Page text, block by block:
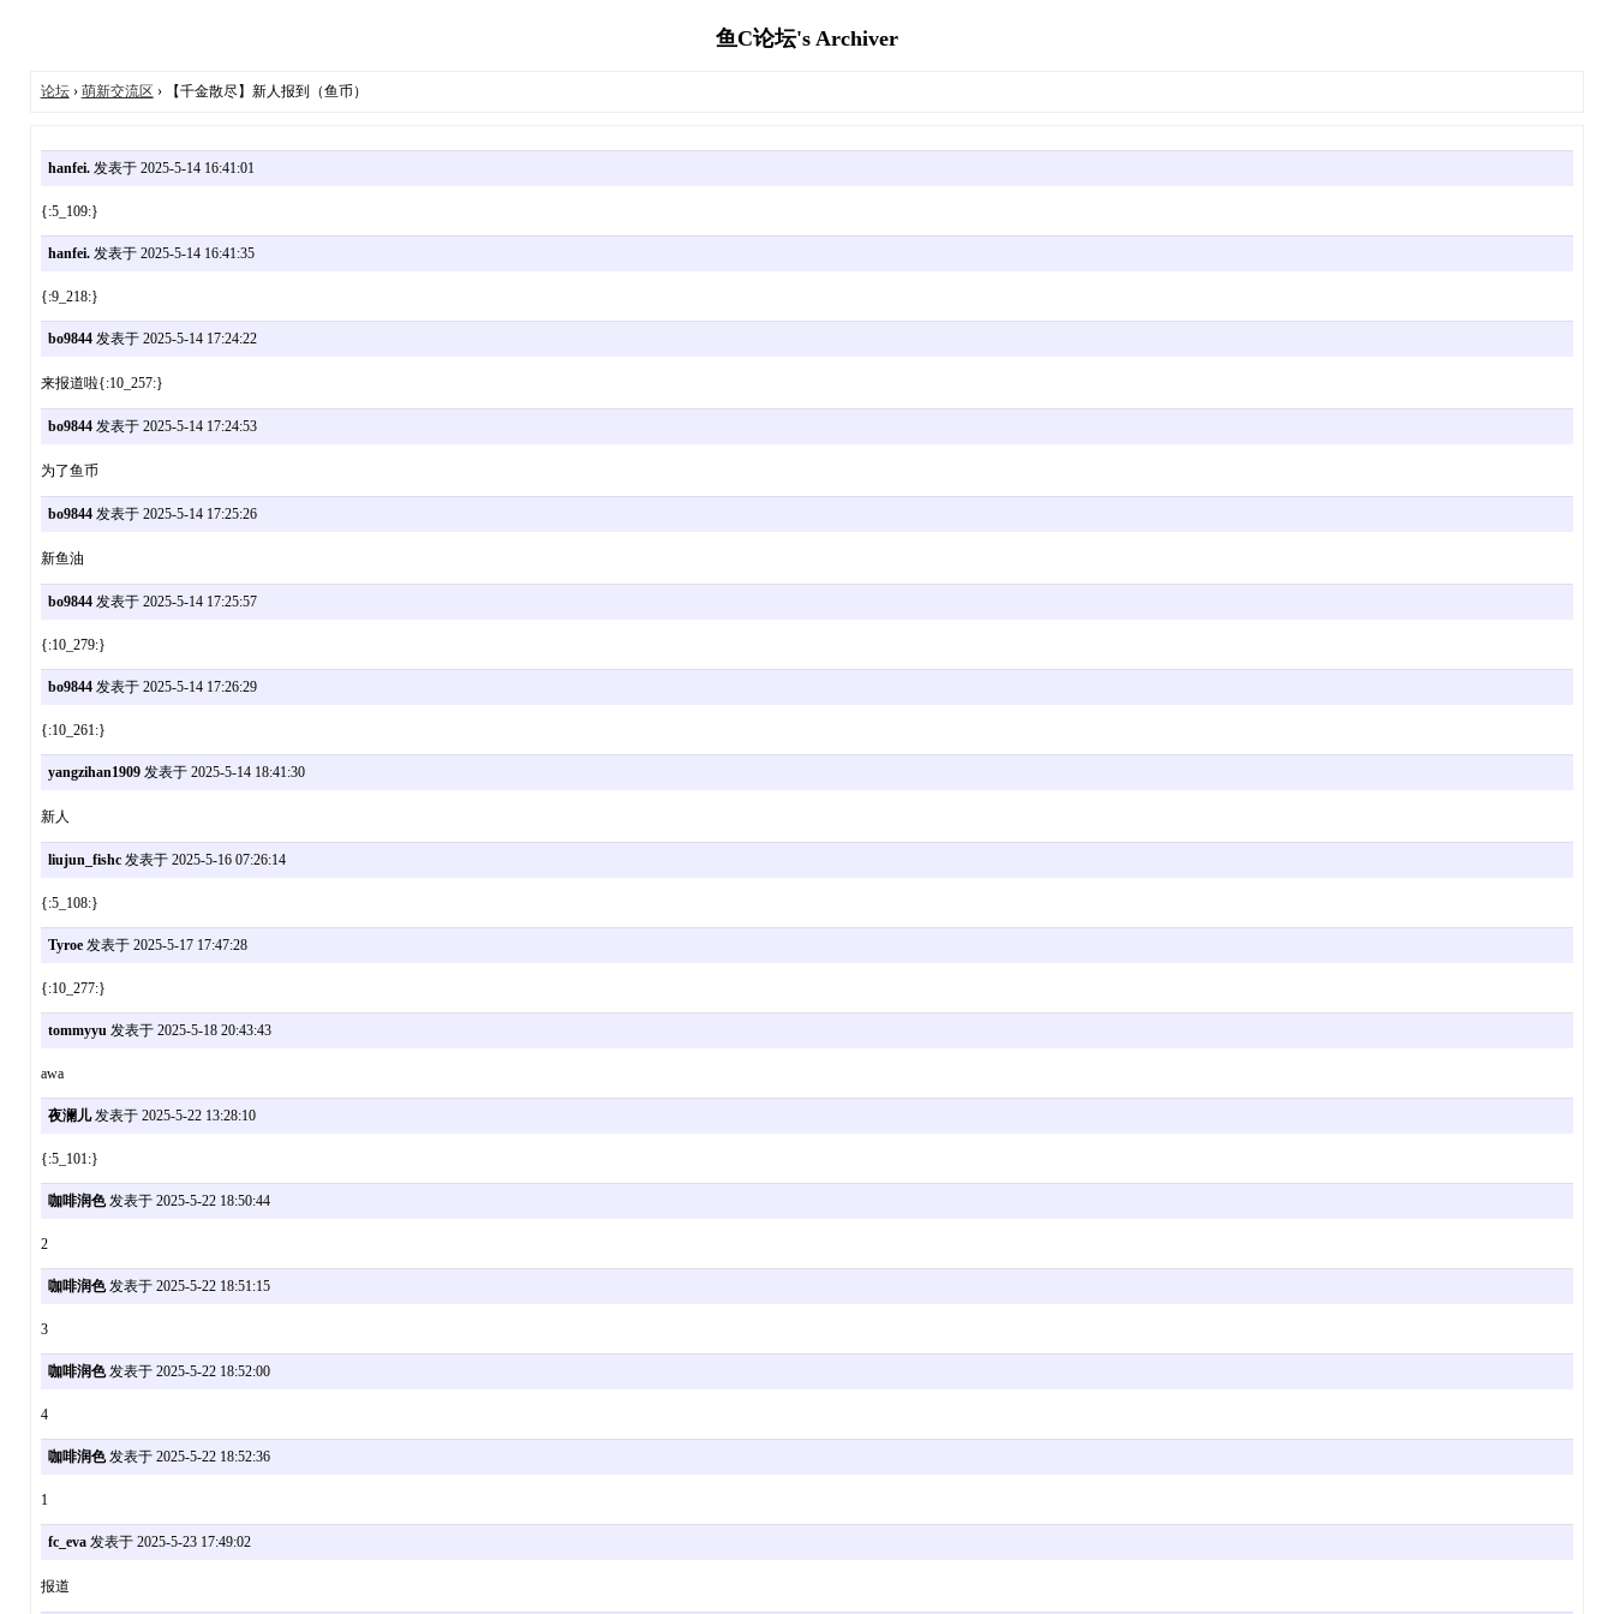
鱼C论坛's Archiver
论坛› 萌新交流区 › 【千金散尽】新人报到（鱼币）
hanfei.发表于 2025-5-14 16:41:01
{:5_109:}
hanfei.发表于 2025-5-14 16:41:35
{:9_218:}
bo9844发表于 2025-5-14 17:24:22
来报道啦{:10_257:}
bo9844发表于 2025-5-14 17:24:53
为了鱼币
bo9844发表于 2025-5-14 17:25:26
新鱼油
bo9844发表于 2025-5-14 17:25:57
{:10_279:}
bo9844发表于 2025-5-14 17:26:29
{:10_261:}
yangzihan1909发表于 2025-5-14 18:41:30
新人
liujun_fishc发表于 2025-5-16 07:26:14
{:5_108:}
Tyroe发表于 2025-5-17 17:47:28
{:10_277:}
tommyyu发表于 2025-5-18 20:43:43
awa
夜澜儿发表于 2025-5-22 13:28:10
{:5_101:}
咖啡润色发表于 2025-5-22 18:50:44
2
咖啡润色发表于 2025-5-22 18:51:15
3
咖啡润色发表于 2025-5-22 18:52:00
4
咖啡润色发表于 2025-5-22 18:52:36
1
fc_eva发表于 2025-5-23 17:49:02
报道